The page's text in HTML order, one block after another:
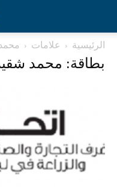
الرئيسية علامات
بطاقة: محمد